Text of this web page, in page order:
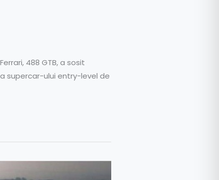
488 GTB, a sosit
supercar-ului entry-level de